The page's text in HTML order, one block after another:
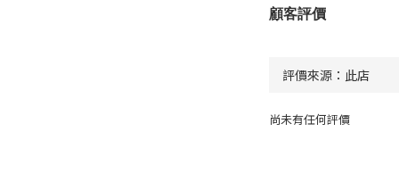
顧客評價
尚未有任何評價